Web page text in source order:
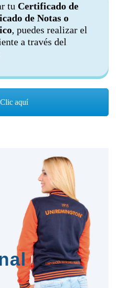
tu Certificado de
de Notas o
, puedes realizar el
a través del
Clic aquí